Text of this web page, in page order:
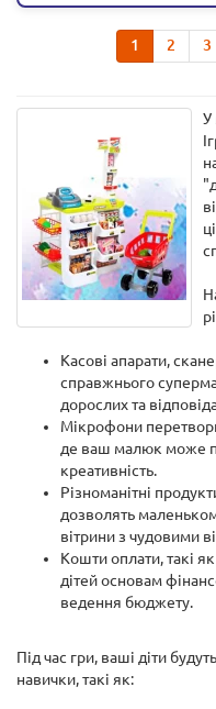
1 2 3
У
Касові апарати,
справжнього
дорослих та
Мікрофони
де ваш малюк може
креативність.
Різноманітні
дозволять
вітрини з чудовими
Кошти оплати, такі
дітей основам
ведення бюджету.
Під час гри, ваші діти
навички, такі як: